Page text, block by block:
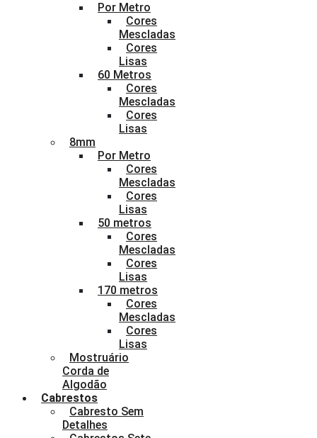
Por Metro
Cores
Mescladas
Cores
Lisas
60 Metros
Cores
Mescladas
Cores
Lisas
8mm
Por Metro
Cores
Mescladas
Cores
Lisas
50 metros
Cores
Mescladas
Cores
Lisas
170 metros
Cores
Mescladas
Cores
Lisas
Mostruário
Corda de
Algodão
Cabrestos
Cabresto Sem
Detalhes